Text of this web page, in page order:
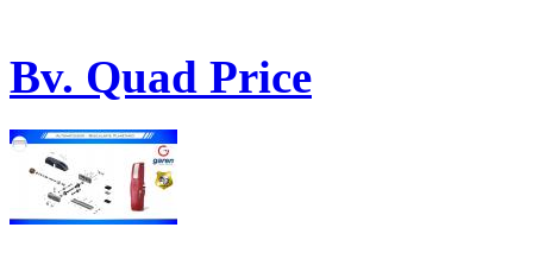
Bv. Quad Price